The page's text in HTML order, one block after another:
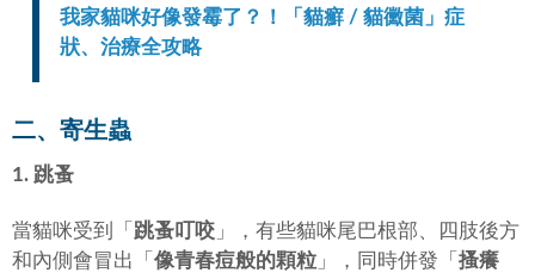
我家貓咪好像發霉了？！「貓癬 / 貓黴菌」症
狀、治療全攻略
二、寄生蟲
1. 跳蚤
當貓咪受到「 跳蚤叮咬 」，有些貓咪尾巴根部、四肢後方
和內側會冒出「 像青春痘般的顆粒 」，同時併發「 搔癢